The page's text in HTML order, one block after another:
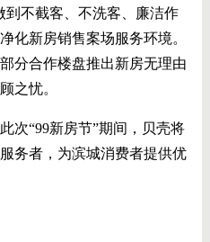
到不截客、不洗客、廉洁作
化新房销售案场服务环境。
分合作楼盘推出新房无理由
之忧。
次“99新房节”期间，贝壳将
务者，为滨城消费者提供优